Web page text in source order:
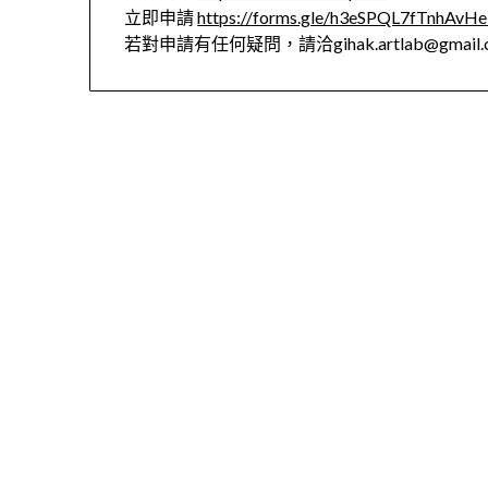
立即申請https://forms.gle/
若對申請有任何疑問，請洽